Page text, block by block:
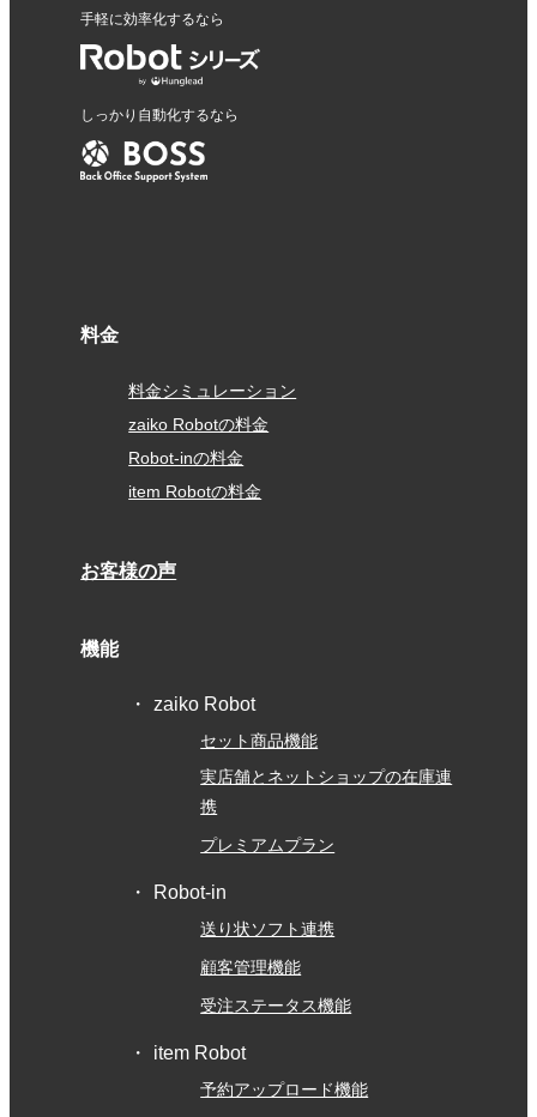
手軽に効率化するなら
しっかり自動化するなら
料金
料金シミュレーション
zaiko Robotの料金
Robot-inの料金
item Robotの料金
お客様の声
機能
zaiko Robot
セット商品機能
実店舗とネットショップの在庫連
携
プレミアムプラン
Robot-in
送り状ソフト連携
顧客管理機能
受注ステータス機能
item Robot
予約アップロード機能